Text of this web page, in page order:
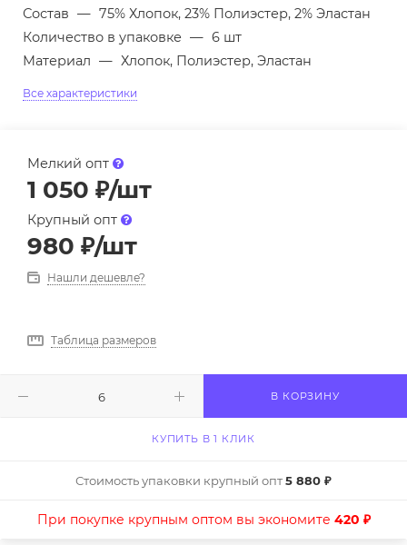
Состав — 75% Хлопок, 23% Полиэстер, 2% Эластан
Количество в упаковке — 6 шт
Материал — Хлопок, Полиэстер, Эластан
Все характеристики
Мелкий опт
1 050 ₽/шт
Крупный опт
980 ₽/шт
Нашли дешевле?
Таблица размеров
В КОРЗИНУ
КУПИТЬ В 1 КЛИК
Стоимость упаковки крупный опт5 880 ₽
При покупке крупным оптом вы экономите 420 ₽